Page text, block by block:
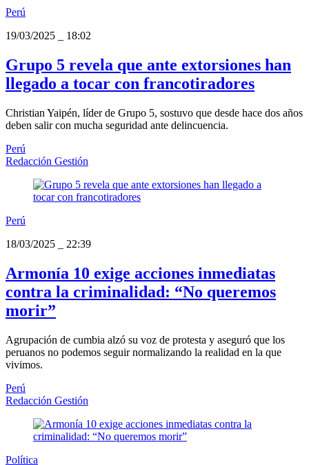
Perú
19/03/2025
18:02
Grupo 5 revela que ante extorsiones han
llegado a tocar con francotiradores
Christian Yaipén, líder de Grupo 5, sostuvo que desde hace dos años
deben salir con mucha seguridad ante delincuencia.
Perú
Redacción Gestión
Perú
18/03/2025
22:39
Armonía 10 exige acciones inmediatas
contra la criminalidad: “No queremos
morir”
Agrupación de cumbia alzó su voz de protesta y aseguró que los
peruanos no podemos seguir normalizando la realidad en la que
vivimos.
Perú
Redacción Gestión
Política